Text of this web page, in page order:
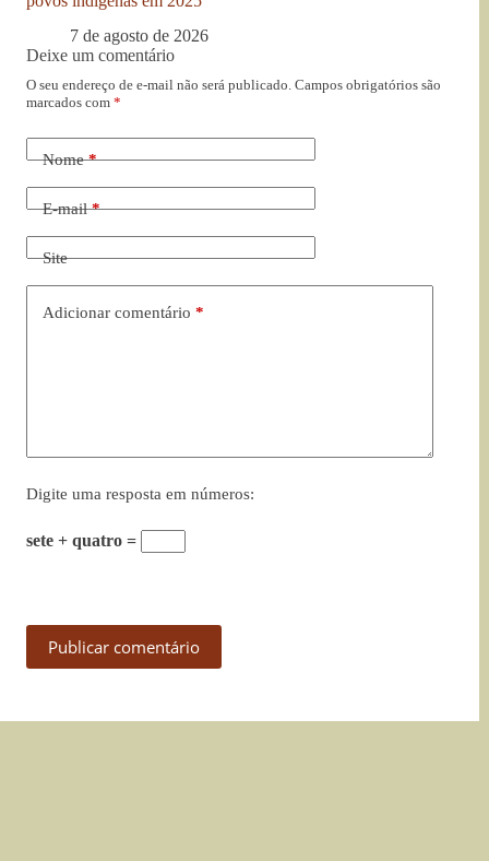
7 de agosto de 2026
Deixe um comentário
O seu endereço de e-mail não será publicado. Campos obrigatórios são
marcados com *
Nome*
E-mail*
Site
Adicionar comentário *
Digite uma resposta em números:
sete + quatro =
Publicar comentário